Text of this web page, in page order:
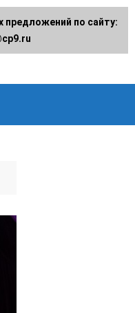
по сайту: